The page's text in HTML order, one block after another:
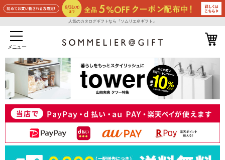
人気のカタログギフトなら『ソムリエ＠ギフト』
メニュー